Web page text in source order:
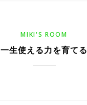
MIKI'S ROOM
一生使える力を育てる